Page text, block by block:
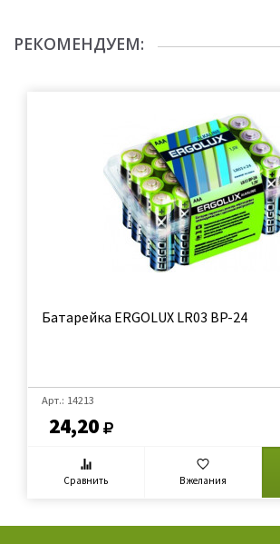
РЕКОМЕНДУЕМ:
Батарейка ERGOLUX LR03 BP-24
Арт.: 14213
24,20
Сравнить В желания